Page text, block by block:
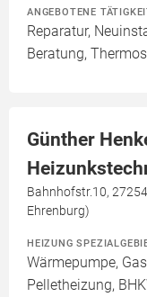
ANGEBOTENE
Reparatur,
Beratung,
Günther
Bahnhofstr.10,
Ehrenburg)
HEIZUNG
Wärmepumpe,
Pelletheizung,